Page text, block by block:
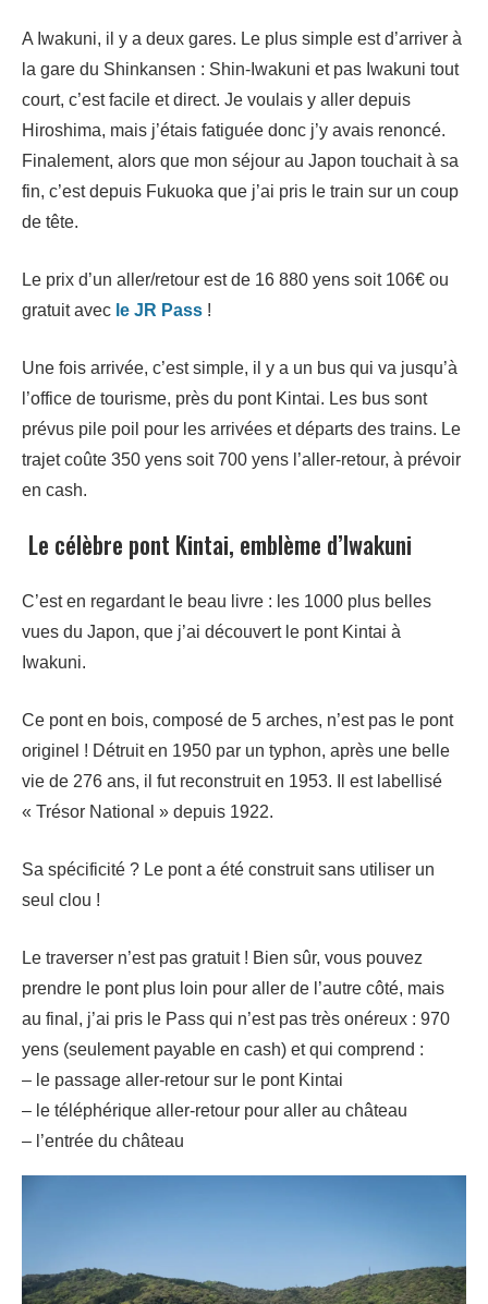
A Iwakuni, il y a deux gares. Le plus simple est d’arriver à
la gare du Shinkansen : Shin-Iwakuni et pas Iwakuni tout
court, c’est facile et direct. Je voulais y aller depuis
Hiroshima, mais j’étais fatiguée donc j’y avais renoncé.
Finalement, alors que mon séjour au Japon touchait à sa
fin, c’est depuis Fukuoka que j’ai pris le train sur un coup
de tête.
Le prix d’un aller/retour est de 16 880 yens soit 106€ ou
gratuit avec le JR Pass !
Une fois arrivée, c’est simple, il y a un bus qui va jusqu’à
l’office de tourisme, près du pont Kintai. Les bus sont
prévus pile poil pour les arrivées et départs des trains. Le
trajet coûte 350 yens soit 700 yens l’aller-retour, à prévoir
en cash.
Le célèbre pont Kintai, emblème d’Iwakuni
C’est en regardant le beau livre : les 1000 plus belles
vues du Japon, que j’ai découvert le pont Kintai à
Iwakuni.
Ce pont en bois, composé de 5 arches, n’est pas le pont
originel ! Détruit en 1950 par un typhon, après une belle
vie de 276 ans, il fut reconstruit en 1953. Il est labellisé
« Trésor National » depuis 1922.
Sa spécificité ? Le pont a été construit sans utiliser un
seul clou !
Le traverser n’est pas gratuit ! Bien sûr, vous pouvez
prendre le pont plus loin pour aller de l’autre côté, mais
au final, j’ai pris le Pass qui n’est pas très onéreux : 970
yens (seulement payable en cash) et qui comprend :
– le passage aller-retour sur le pont Kintai
– le téléphérique aller-retour pour aller au château
– l’entrée du château